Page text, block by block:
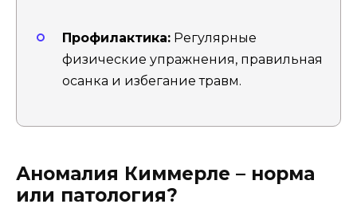
Профилактика: Регулярные
физические упражнения, правильная
осанка и избегание травм.
Аномалия Киммерле – норма
или патология?